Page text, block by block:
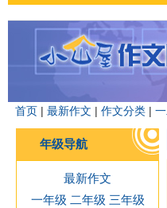
首页 | 最新作文 | 作文分类 | 一
年级导航
最新作文
一年级 二年级 三年级